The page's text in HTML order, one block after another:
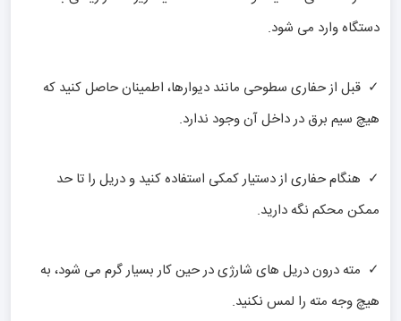
دستگاه وارد می شود.
✓ قبل از حفاری سطوحی مانند دیوارها، اطمینان حاصل کنید که
هیچ سیم برق در داخل آن وجود ندارد.
✓ هنگام حفاری از دستیار کمکی استفاده کنید و دریل را تا حد
ممکن محکم نگه دارید.
✓ مته درون دریل های شارژی در حین کار بسیار گرم می شود، به
هیچ وجه مته را لمس نکنید.